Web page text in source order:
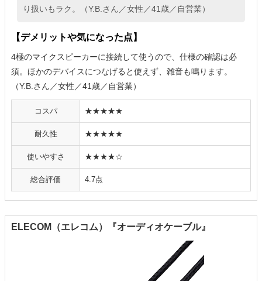
り扱いもラク。（Y.B.さん／女性／41歳／自営業）
【デメリットや気になった点】
4極のマイクスピーカーに接続して使うので、仕様の確認は必
須。ほかのデバイスにつなげると使えず、雑音も鳴ります。
（Y.B.さん／女性／41歳／自営業）
コスパ ★★★★★
耐久性 ★★★★★
使いやすさ ★★★★☆
総合評価 4.7点
ELECOM（エレコム）『オーディオケーブル』